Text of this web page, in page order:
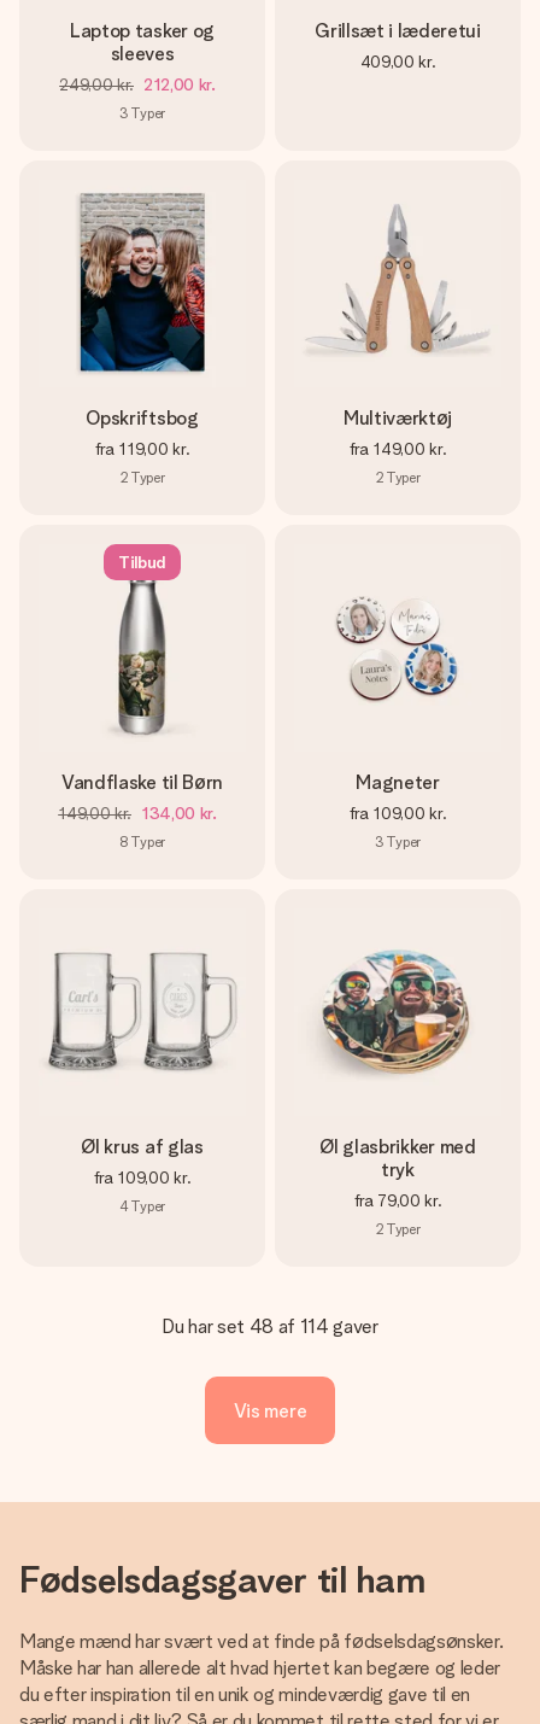
Laptop tasker og
sleeves
249,00 kr. 212,00 kr.
3 Typer
Grillsæt i læderetui
409,00 kr.
Opskriftsbog
fra 119,00 kr.
2 Typer
Multiværktøj
fra 149,00 kr.
2 Typer
Tilbud
Vandflaske til Børn
149,00 kr. 134,00 kr.
8 Typer
Magneter
fra 109,00 kr.
3 Typer
Øl krus af glas
fra 109,00 kr.
4Typer
Øl glasbrikker med
tryk
fra 79,00 kr.
2 Typer
Du har set 48 af 114 gaver
Vis mere
Fødselsdagsgaver til ham
Mange mænd har svært ved at finde på fødselsdagsønsker.
Måske har han allerede alt hvad hjertet kan begære og leder
du efter inspiration til en unik og mindeværdig gave til en